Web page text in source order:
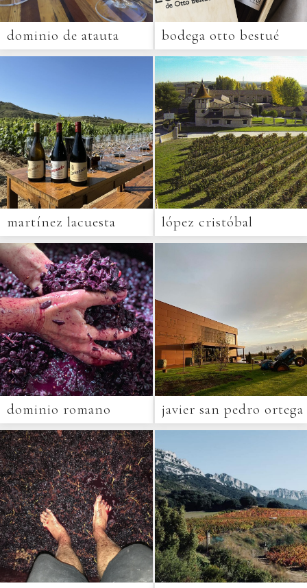
dominio de atauta bodega otto bestué
martínez lacuesta lópez cristóbal
dominio romano javier san pedro ortega